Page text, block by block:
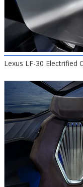
Lexus LF-30 Electrified